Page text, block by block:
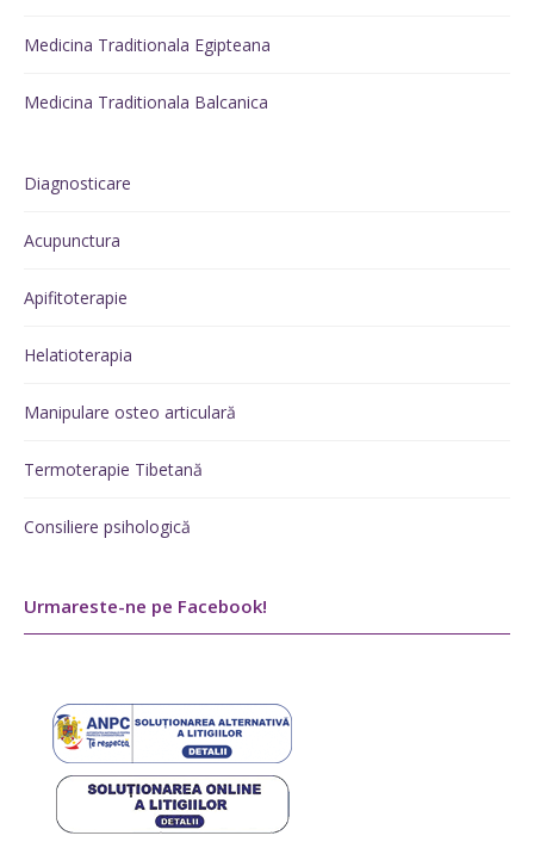
Medicina Traditionala Egipteana
Medicina Traditionala Balcanica
Diagnosticare
Acupunctura
Apifitoterapie
Helatioterapia
Manipulare osteo articulară
Termoterapie Tibetană
Consiliere psihologică
Urmareste-ne pe Facebook!